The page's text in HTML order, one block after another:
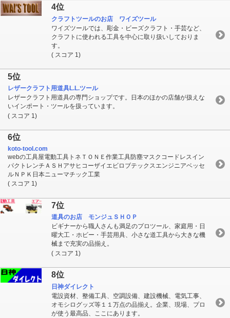
4位
クラフトツールのお店 ワイズツール
ワイズツールでは、彫金・ビーズクラフト・手芸など、
クラフトに使われる工具を中心に取り扱いしておりま
す。
( スコア 1)
5位
レザークラフト用道具L.L.ツール
レザークラフト用道具の専門ショップです。日本のほかの店舗が扱えな
いインポート・ツールを扱っています。
( スコア 1)
6位
koto-tool.com
webの工具屋電動工具トネＴＯＮＥ作業工具防塵マスクコードレスイン
パクトレンチＡＳＨアサヒコーザイエビロブテックスエンジニアベッセ
ルＮＰＫ日本ニューマチック工業
( スコア 1)
7位
道具のお店 モンジュＳＨＯＰ
ビギナーから職人さんも満足のプロツール、家庭用・日
曜大工・ホビー・手芸用具、小さな道工具から大きな機
械まで充実の品揃え。
( スコア 1)
8位
日神ダイレクト
電設資材、整備工具、空調設備、建設機械、電気工事、
オモシログッズ等１１万点の品揃え。企業、現場、プロ
が使う最高品、ここにあります。